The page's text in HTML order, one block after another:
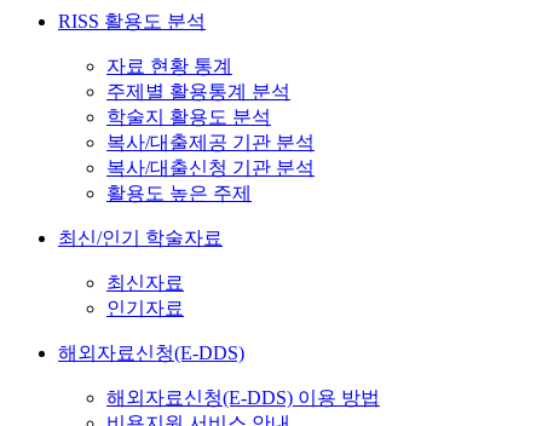
RISS 활용도 분석
자료 현황 통계
주제별 활용통계 분석
학술지 활용도 분석
복사/대출제공 기관 분석
복사/대출신청 기관 분석
활용도 높은 주제
최신/인기 학술자료
최신자료
인기자료
해외자료신청(E-DDS)
해외자료신청(E-DDS) 이용 방법